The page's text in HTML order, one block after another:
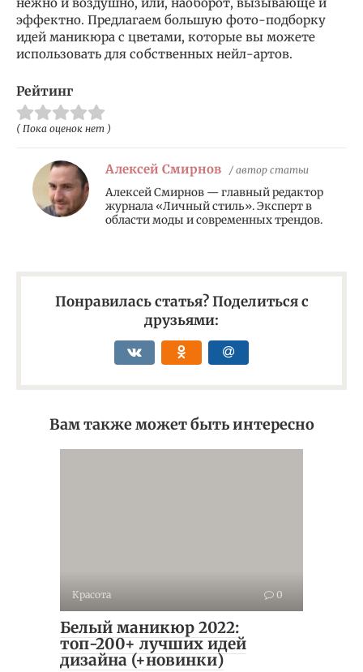
эффектно. Предлагаем большую фото-подборку
идей маникюра с цветами, которые вы можете
использовать для собственных нейл-артов.
Рейтинг
( Пока оценок нет )
Алексей Смирнов / автор статьи
Алексей Смирнов — главный редактор
журнала «Личный стиль». Эксперт в
области моды и современных трендов.
Понравилась статья? Поделиться с
друзьями:
Вам также может быть интересно
Красота 0
Белый маникюр 2022:
топ-200+ лучших идей
дизайна (+новинки)